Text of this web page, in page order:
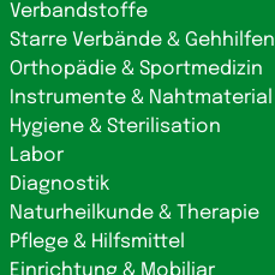
Verbandstoffe
Starre Verbände & Gehhilfen
Orthopädie & Sportmedizin
Instrumente & Nahtmaterial
Hygiene & Sterilisation
Labor
Diagnostik
Naturheilkunde & Therapie
Pflege & Hilfsmittel